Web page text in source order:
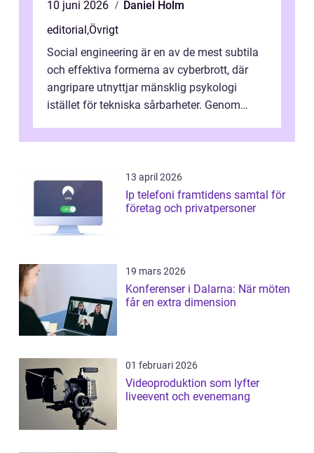
10 juni 2026
Daniel Holm
editorial ,Övrigt
Social engineering är en av de mest subtila
och effektiva formerna av cyberbrott, där
angripare utnyttjar mänsklig psykologi
istället för tekniska sårbarheter. Genom
13 april 2026
Ip telefoni framtidens samtal för
företag och privatpersoner
19 mars 2026
Konferenser i Dalarna: När möten
får en extra dimension
01 februari 2026
Videoproduktion som lyfter
liveevent och evenemang